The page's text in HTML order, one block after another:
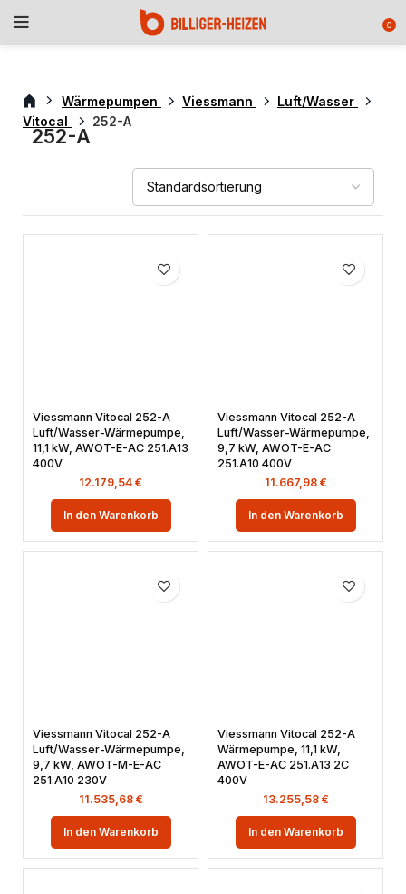
0
Wärmepumpen Viessmann
Luft/Wasser
Vitocal
252-A
252-A
Viessmann Vitocal 252-A
Luft/Wasser-Wärmepumpe,
11,1 kW, AWOT-E-AC 251.A13
400V
12.179,54 €
In den Warenkorb
Viessmann Vitocal 252-A
Luft/Wasser-Wärmepumpe,
9,7 kW, AWOT-E-AC
251.A10 400V
11.667,98 €
In den Warenkorb
Viessmann Vitocal 252-A
Luft/Wasser-Wärmepumpe,
9,7 kW, AWOT-M-E-AC
251.A10 230V
11.535,68 €
In den Warenkorb
Viessmann Vitocal 252-A
Wärmepumpe, 11,1 kW,
AWOT-E-AC 251.A13 2C
400V
13.255,58 €
In den Warenkorb